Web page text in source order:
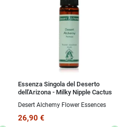
Essenza Singola del Deserto
dell'Arizona - Milky Nipple Cactus
Desert Alchemy Flower Essences
26,90 €